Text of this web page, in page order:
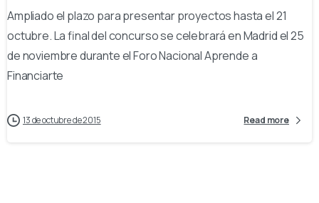
Ampliado el plazo para presentar proyectos hasta el 21
octubre. La final del concurso se celebrará en Madrid el 25
de noviembre durante el Foro Nacional Aprende a
Financiarte
13 de octubre de 2015 Read more